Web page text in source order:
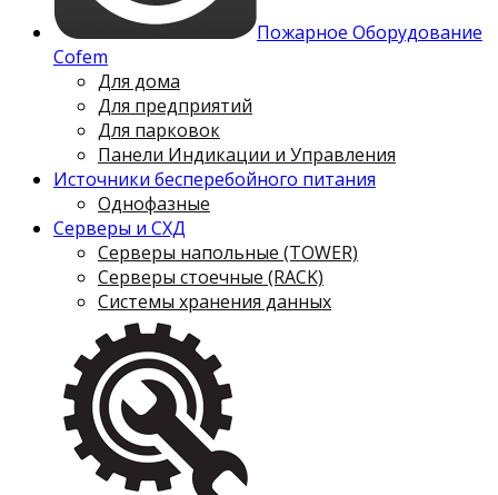
Пожарное Оборудование
Cofem
Для дома
Для предприятий
Для парковок
Панели Индикации и Управления
Источники бесперебойного питания
Однофазные
Серверы и СХД
Серверы напольные (TOWER)
Серверы стоечные (RACK)
Системы хранения данных